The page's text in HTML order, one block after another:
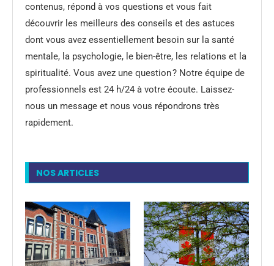
contenus, répond à vos questions et vous fait
découvrir les meilleurs des conseils et des astuces
dont vous avez essentiellement besoin sur la santé
mentale, la psychologie, le bien-être, les relations et la
spiritualité. Vous avez une question ? Notre équipe de
professionnels est 24 h/24 à votre écoute. Laissez-
nous un message et nous vous répondrons très
rapidement.
NOS ARTICLES